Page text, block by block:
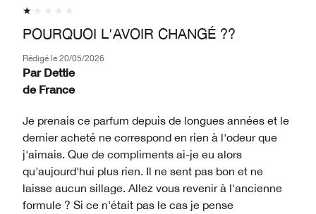
POURQUOI L'AVOIR CHANGÉ ??
Rédigé le 20/05/2026
Par Dettie
de France
Je prenais ce parfum depuis de longues années et le
dernier acheté ne correspond en rien à l'odeur que
j'aimais. Que de compliments ai-je eu alors
qu'aujourd'hui plus rien. Il ne sent pas bon et ne
laisse aucun sillage. Allez vous revenir à l'ancienne
formule ? Si ce n'était pas le cas je pense